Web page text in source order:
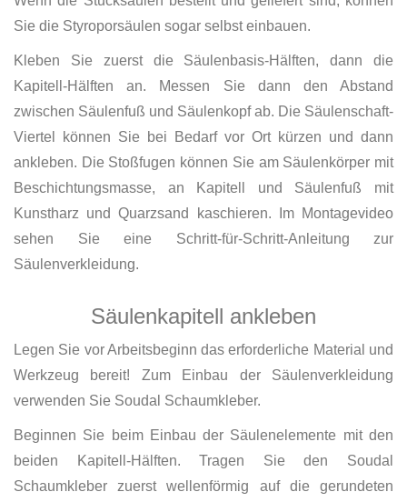
Sie die Styroporsäulen sogar selbst einbauen.
Kleben Sie zuerst die Säulenbasis-Hälften, dann die
Kapitell-Hälften an. Messen Sie dann den Abstand
zwischen Säulenfuß und Säulenkopf ab. Die Säulenschaft-
Viertel können Sie bei Bedarf vor Ort kürzen und dann
ankleben. Die Stoßfugen können Sie am Säulenkörper mit
Beschichtungsmasse, an Kapitell und Säulenfuß mit
Kunstharz und Quarzsand kaschieren. Im Montagevideo
sehen Sie eine Schritt-für-Schritt-Anleitung zur
Säulenverkleidung.
Säulenkapitell ankleben
Legen Sie vor Arbeitsbeginn das erforderliche Material und
Werkzeug bereit! Zum Einbau der Säulenverkleidung
verwenden Sie Soudal Schaumkleber.
Beginnen Sie beim Einbau der Säulenelemente mit den
beiden Kapitell-Hälften. Tragen Sie den Soudal
Schaumkleber zuerst wellenförmig auf die gerundeten